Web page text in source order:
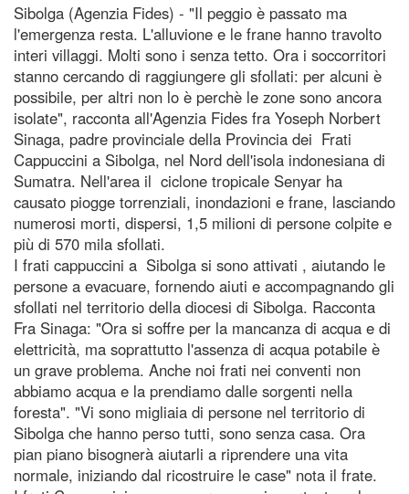
Sibolga (Agenzia Fides) - "Il peggio è passato ma
l'emergenza resta. L'alluvione e le frane hanno travolto
interi villaggi. Molti sono i senza tetto. Ora i soccorritori
stanno cercando di raggiungere gli sfollati: per alcuni è
possibile, per altri non lo è perchè le zone sono ancora
isolate", racconta all'Agenzia Fides fra Yoseph Norbert
Sinaga, padre provinciale della Provincia dei Frati
Cappuccini a Sibolga, nel Nord dell'isola indonesiana di
Sumatra. Nell'area il ciclone tropicale Senyar ha
causato piogge torrenziali, inondazioni e frane, lasciando
numerosi morti, dispersi, 1,5 milioni di persone colpite e
più di 570 mila sfollati.
I frati cappuccini a Sibolga si sono attivati , aiutando le
persone a evacuare, fornendo aiuti e accompagnando gli
sfollati nel territorio della diocesi di Sibolga. Racconta
Fra Sinaga: "Ora si soffre per la mancanza di acqua e di
elettricità, ma soprattutto l'assenza di acqua potabile è
un grave problema. Anche noi frati nei conventi non
abbiamo acqua e la prendiamo dalle sorgenti nella
foresta". "Vi sono migliaia di persone nel territorio di
Sibolga che hanno perso tutti, sono senza casa. Ora
pian piano bisognerà aiutarli a riprendere una vita
normale, iniziando dal ricostruire le case" nota il frate.